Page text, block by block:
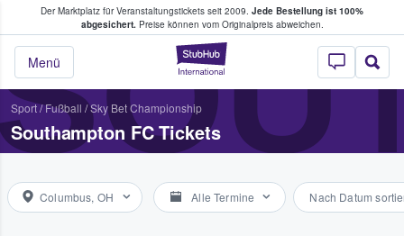
Der Marktplatz für Veranstaltungstickets seit 2009. Jede Bestellung ist 100%
abgesichert.Preise können vom Originalpreis abweichen.
StubHub - Wo
Menü
Tickets kaufen & verkaufen
Sport/Fußball /Sky Bet Championship
Southampton FC Tickets
Columbus, OH Alle Termine Nach Datum